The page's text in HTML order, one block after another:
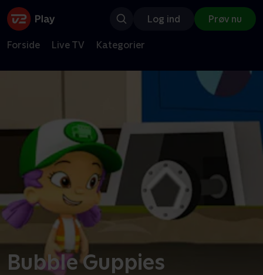
Log ind Prøv nu
Forside Live TV Kategorier
Bubble Guppies